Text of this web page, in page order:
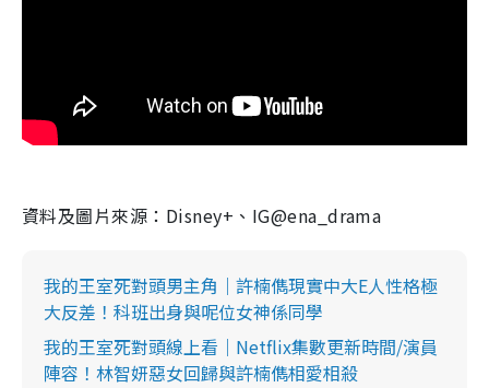
資料及圖片來源：Disney+、IG@ena_drama
我的王室死對頭男主角｜許楠儁現實中大E人性格極
大反差！科班出身與呢位女神係同學
我的王室死對頭線上看｜Netflix集數更新時間/演員
陣容！林智妍惡女回歸與許楠儁相愛相殺